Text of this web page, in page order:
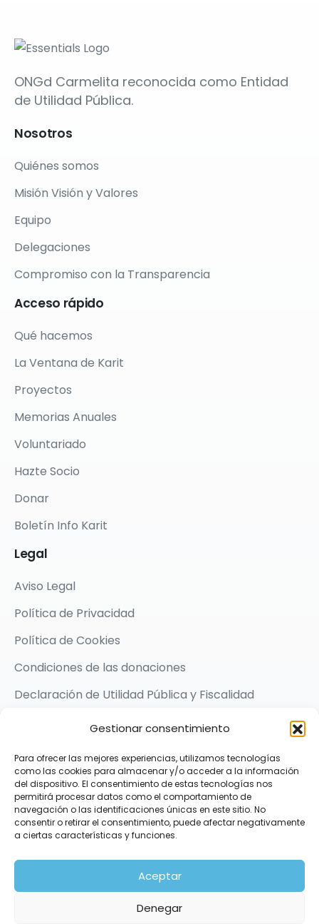
Gestionar consentimiento
Para ofrecer las mejores experiencias, utilizamos tecnologías
como las cookies para almacenar y/o acceder a la información
del dispositivo. El consentimiento de estas tecnologías nos
permitirá procesar datos como el comportamiento de
navegación o las identificaciones únicas en este sitio. No
consentir o retirar el consentimiento, puede afectar negativamente
a ciertas características y funciones.
Aceptar
Denegar
ONGd Carmelita reconocida como Entidad
de Utilidad Pública.
Nosotros
Quiénes somos
Misión Visión y Valores
Equipo
Delegaciones
Compromiso con la Transparencia
Acceso rápido
Qué hacemos
La Ventana de Karit
Proyectos
Memorias Anuales
Voluntariado
Hazte Socio
Donar
Boletín Info Karit
Legal
Aviso Legal
Política de Privacidad
Política de Cookies
Condiciones de las donaciones
Declaración de Utilidad Pública y Fiscalidad
Medios de pago
2026 © Karit Solidarios por la Paz | Made with ❤️ by
Praxis Comunicación